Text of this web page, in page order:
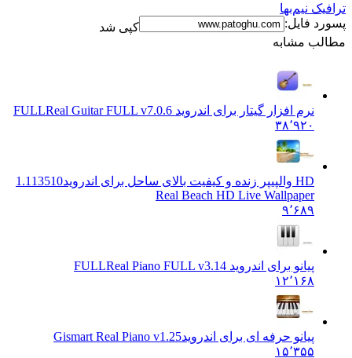
نیم‌بها
فایل:
کپی شد
مشابه
نرم افزار گیتار برای اندروید FULL Real Guitar FULL v7.0.6
۳۸٬۹۲۰
1.113510
Real Beach HD Live Wallpaper
پیانو برای اندروید FULL Real Piano FULL v3.14
۱۲٬۱۶۸
پیانو حرفه ای برای اندروید Gismart Real Piano v1.25
۱۵٬۳۵۵